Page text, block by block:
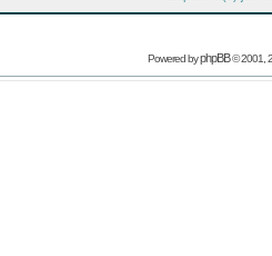
Powered byphpBB© 2001,